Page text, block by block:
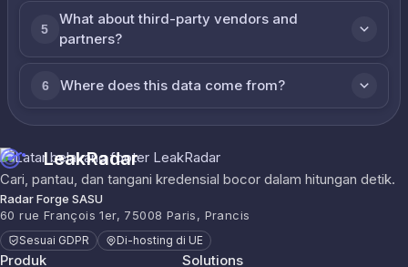
5
What about third-party vendors and
partners?
6 Where does this data come from?
LeakRadar
Cari, pantau, dan tangani kredensial bocor dalam hitungan detik.
Radar Forge SASU
60 rue François 1er, 75008 Paris, Prancis
Sesuai GDPR Di-hosting di UE
Produk Solutions